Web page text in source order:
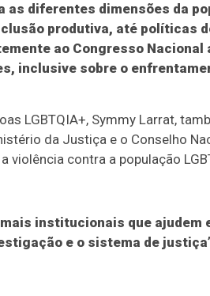
diferentes dimensões da
produtiva, até políticas
ao Congresso Nacional
inclusive sobre o
LGBTQIA+, Symmy Larrat,
da Justiça e o Conselho
violência contra a população
institucionais que ajudem
e o sistema de